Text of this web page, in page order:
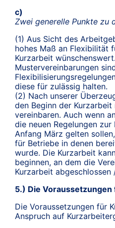
c)
Zwei generelle Punkte zu
(1) Aus Sicht des
hohes Maß an Flexibilität
Kurzarbeit
Mustervereinbarungen
diese für zulässig halten.
(2) Nach unserer
den Beginn der
vereinbaren. Auch wenn
die neuen Regelungen
Anfang März gelten
für Betriebe in denen
wurde. Die Kurzarbeit
beginnen, an dem die
Kurzarbeit
5.) Die
Die Voraussetzungen für
Anspruch auf